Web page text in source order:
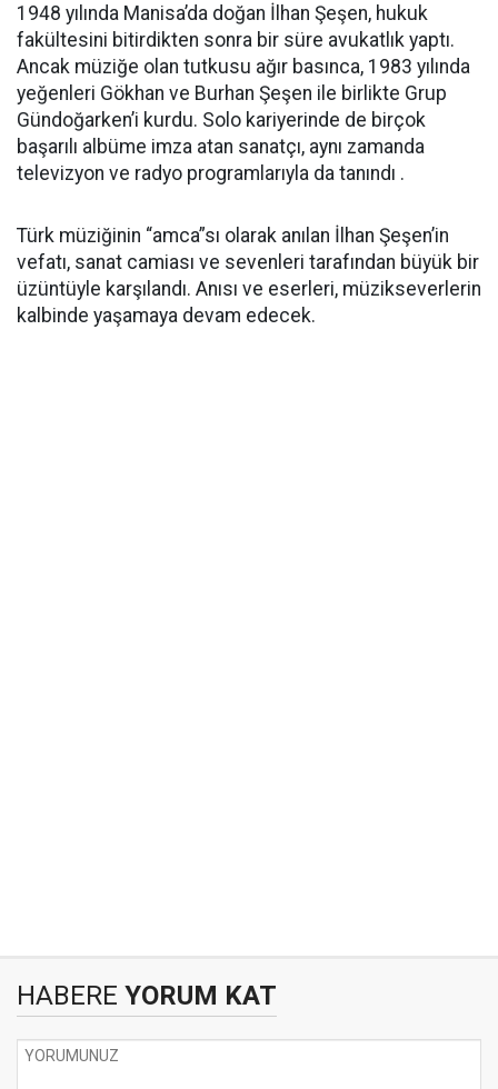
1948 yılında Manisa’da doğan İlhan Şeşen, hukuk
fakültesini bitirdikten sonra bir süre avukatlık yaptı.
Ancak müziğe olan tutkusu ağır basınca, 1983 yılında
yeğenleri Gökhan ve Burhan Şeşen ile birlikte Grup
Gündoğarken’i kurdu. Solo kariyerinde de birçok
başarılı albüme imza atan sanatçı, aynı zamanda
televizyon ve radyo programlarıyla da tanındı .
Türk müziğinin “amca”sı olarak anılan İlhan Şeşen’in
vefatı, sanat camiası ve sevenleri tarafından büyük bir
üzüntüyle karşılandı. Anısı ve eserleri, müzikseverlerin
kalbinde yaşamaya devam edecek.
HABERE YORUM KAT